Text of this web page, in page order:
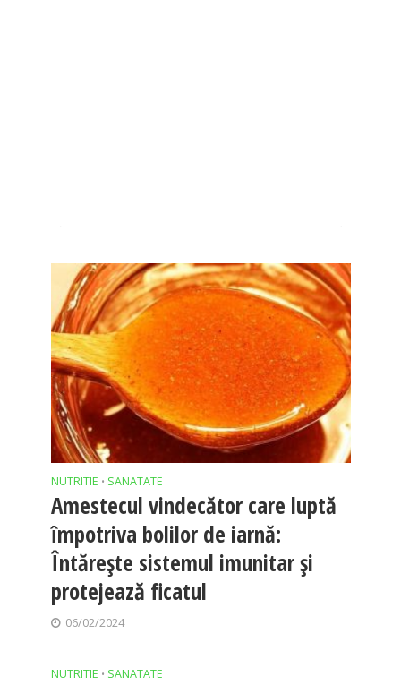
NUTRITIE • SANATATE
Amestecul vindecător care luptă
împotriva bolilor de iarnă:
Întărește sistemul imunitar și
protejează ficatul
06/02/2024
NUTRITIE • SANATATE